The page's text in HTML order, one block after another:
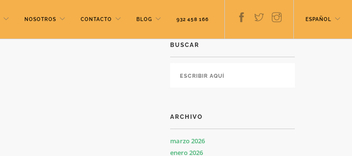
NOSOTROS CONTACTO BLOG 932 458 166 ESPAÑOL
BUSCAR
ARCHIVO
marzo 2026
enero 2026